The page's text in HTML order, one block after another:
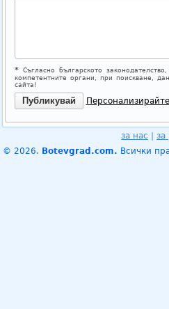
*Съгласно българското законодателство,
компетентните органи, при поискване,
сайта!
за нас за
© 2026. Botevgrad.com. Всички